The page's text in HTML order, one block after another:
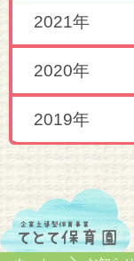
2021年
2020年
2019年